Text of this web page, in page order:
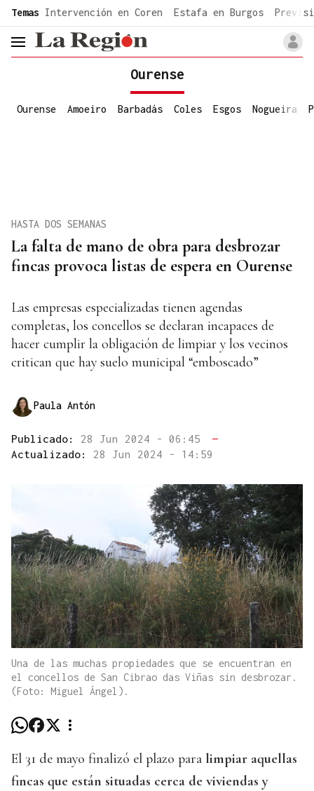
common.go-to-content
Temas Intervención en Coren Estafa en Burgos
header.menu.open
Ourense
Ourense Amoeiro Barbadás Coles Esgos Nogueira
La falta de mano de obra para desbrozar
fincas provoca listas de espera en Ourense
HASTA DOS SEMANAS
Las empresas especializadas tienen agendas
completas, los concellos se declaran incapaces de
hacer cumplir la obligación de limpiar y los vecinos
critican que hay suelo municipal “emboscado”
Paula Antón
Publicado: 28 Jun 2024 - 06:45
—
Actualizado: 28 Jun 2024 - 14:59
Una de las muchas propiedades que se encuentran en
el concellos de San Cibrao das Viñas sin desbrozar.
(Foto: Miguel Ángel).
El 31 de mayo finalizó el plazo para limpiar aquellas
fincas que están situadas cerca de viviendas y